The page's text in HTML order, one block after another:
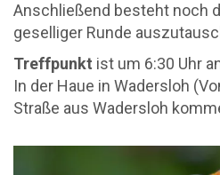
Anschließend besteht noch
geselliger Runde
Treffpunkt ist um 6:30 Uhr
In der Haue in Wadersloh
Straße aus Wadersloh